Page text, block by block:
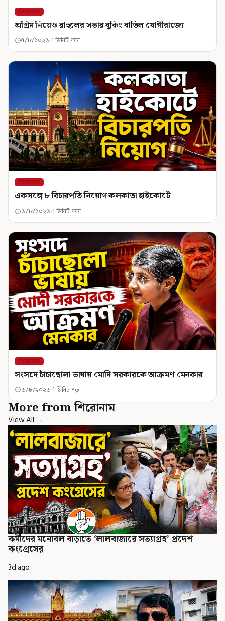
শিরোনাম
অগ্রিম নিয়েও রাহুলের সভার বুকিং বাতিল যোগীরাজ্যে
৭/৮/২০২৬ 1 মিনিট পড়া
শিরোনাম
একসঙ্গে ৮ বিচারপতি নিয়োগ কলকাতা হাইকোর্টে
৬/৮/২০২৬ 1 মিনিট পড়া
শিরোনাম
সংসদে চাঁচাছোলা ভাষায় মোদি সরকারকে আক্রমণ মেনকার
৬/৮/২০২৬ 1 মিনিট পড়া
More from শিরোনাম
View All →
কর্মীদের মনোবল বাড়াতে ‘লালবাজারে সত্যাগ্রহ’ প্রদেশ
কংগ্রেসের
3d ago